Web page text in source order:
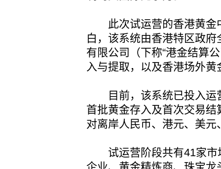
此次试运营的香港黄金
白，该系统由香港特区政
有限公司（下称“港金结算
入与提取，以及香港场外
目前，该系统已投入运
首批黄金存入及首次交易
对离岸人民币、港元、美元
试运营阶段共有41家市